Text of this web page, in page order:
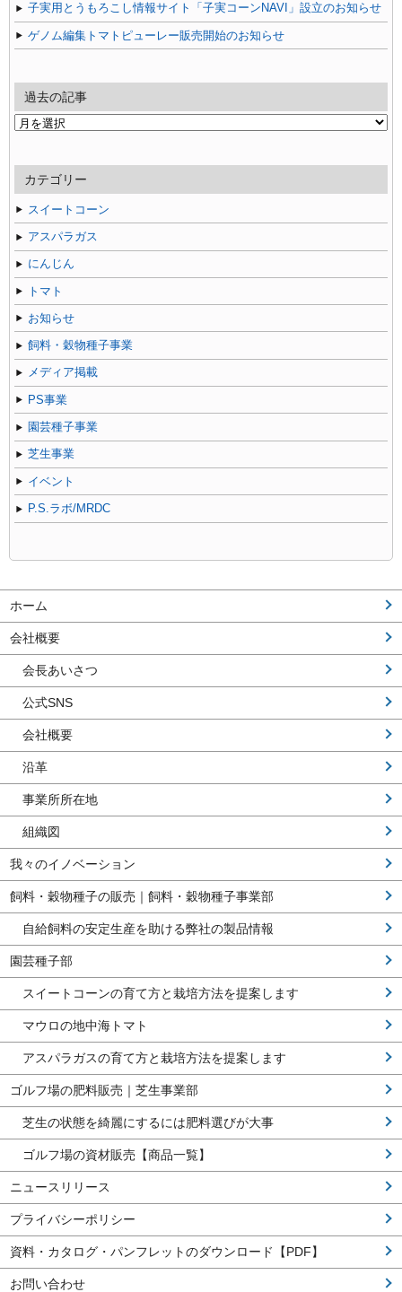
子実用とうもろこし情報サイト「子実コーンNAVI」設立のお知らせ
ゲノム編集トマトピューレー販売開始のお知らせ
過去の記事
過
記
事
カテゴリー
スイートコーン
アスパラガス
にんじん
トマト
お知らせ
飼料・穀物種子事業
メディア掲載
PS事業
園芸種子事業
芝生事業
イベント
P.S.ラボ/MRDC
ホーム
会社概要
会長あいさつ
公式SNS
会社概要
沿革
事業所所在地
組織図
我々のイノベーション
飼料・穀物種子の販売｜飼料・穀物種子事業部
自給飼料の安定生産を助ける弊社の製品情報
園芸種子部
スイートコーンの育て方と栽培方法を提案します
マウロの地中海トマト
アスパラガスの育て方と栽培方法を提案します
ゴルフ場の肥料販売｜芝生事業部
芝生の状態を綺麗にするには肥料選びが大事
ゴルフ場の資材販売【商品一覧】
ニュースリリース
プライバシーポリシー
資料・カタログ・パンフレットのダウンロード【PDF】
お問い合わせ